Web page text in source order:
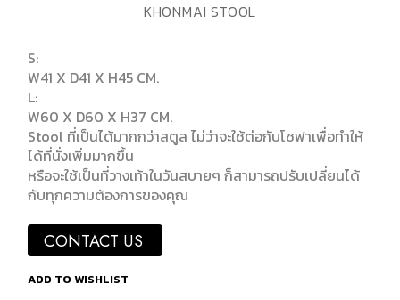
KHONMAI STOOL
S:
W41 X D41 X H45 CM.
L:
W60 X D60 X H37 CM.
Stool ที่เป็นได้มากกว่าสตูล ไม่ว่าจะใช้ต่อกับโซฟาเพื่อทำให้
ได้ที่นั่งเพิ่มมากขึ้น
หรือจะใช้เป็นที่วางเท้าในวันสบายๆ ก็สามารถปรับเปลี่ยนได้
กับทุกความต้องการของคุณ
CONTACT US
ADD TO WISHLIST